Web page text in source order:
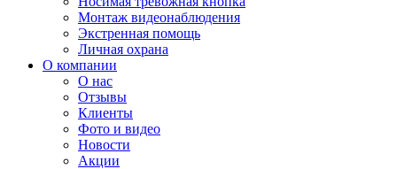
Монтаж видеонаблюдения
Экстренная помощь
Личная охрана
О компании
О нас
Отзывы
Клиенты
Фото и видео
Новости
Акции